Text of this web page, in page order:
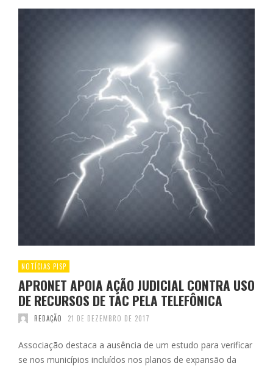
NOTÍCIAS PISP
APRONET APOIA AÇÃO JUDICIAL CONTRA USO
DE RECURSOS DE TAC PELA TELEFÔNICA
REDAÇÃO 21 DE DEZEMBRO DE 2017
Associação destaca a ausência de um estudo para verificar
se nos municípios incluídos nos planos de expansão da